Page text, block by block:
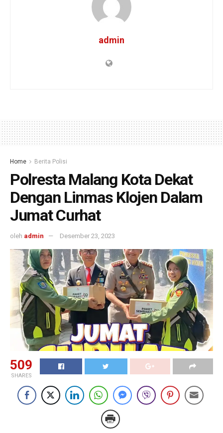
admin
Home Berita Polisi
Polresta Malang Kota Dekat
Dengan Linmas Klojen Dalam
Jumat Curhat
oleh admin Desember 23, 2023
509
SHARES